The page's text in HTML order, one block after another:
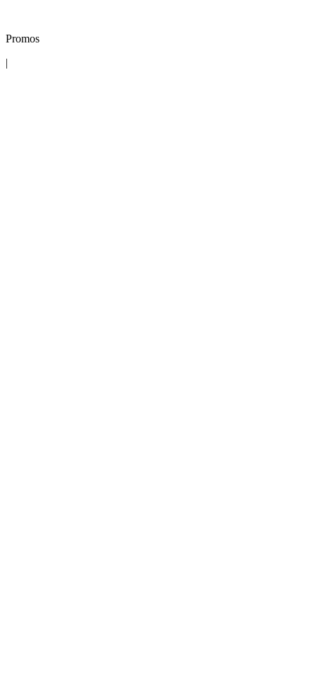
Promos
|